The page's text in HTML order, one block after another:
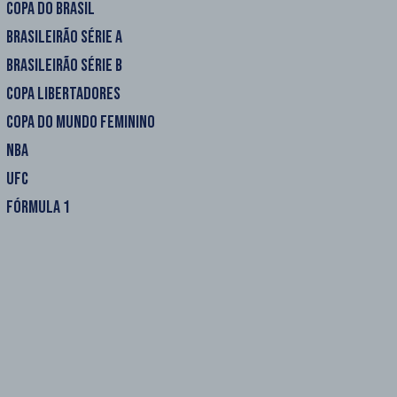
COPA DO BRASIL
BRASILEIRÃO SÉRIE A
BRASILEIRÃO SÉRIE B
COPA LIBERTADORES
COPA DO MUNDO FEMININO
NBA
UFC
FÓRMULA 1